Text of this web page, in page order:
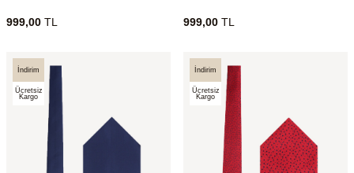
999,00 TL 999,00 TL
İndirim
Ücretsiz
Kargo
İndirim
Ücretsiz
Kargo